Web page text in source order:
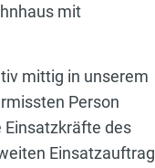
mit
mittig in unserem
Person
des
Einsatzauftrag